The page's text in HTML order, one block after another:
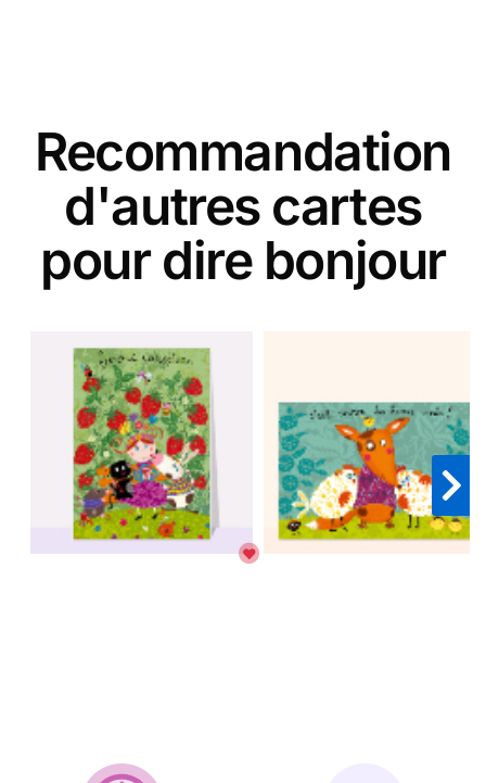
Recommandation
d'autres cartes
pour dire bonjour